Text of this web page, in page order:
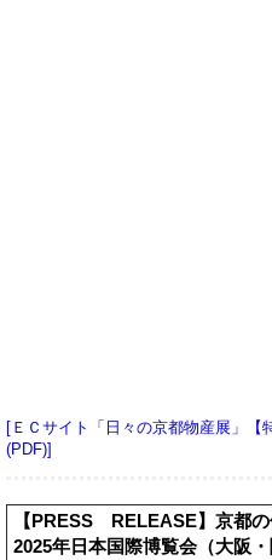
[ＥＣサイト「日々の京都物産展」【
(PDF)]
【PRESS RELEASE】京都の
2025年日本国際博覧会（大阪